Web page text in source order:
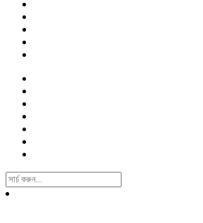
Search
For: